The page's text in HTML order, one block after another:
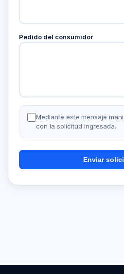
Pedido del consumidor
Mediante este mensaje
con la solicitud ingresada.
Enviar